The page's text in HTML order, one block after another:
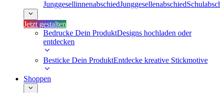
JunggesellinnenabschiedJunggesellenabschied
Jetzt gestalten
Bedrucke Dein ProduktDesigns hochladen oder
entdecken
Besticke Dein ProduktEntdecke kreative Stickmotive
Shoppen